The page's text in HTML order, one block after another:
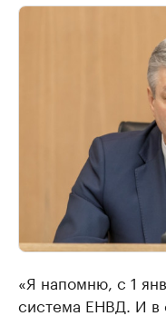
«Я напомню, с 1
система ЕНВД. И в